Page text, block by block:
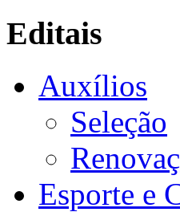
Editais
Auxílios
Seleção
Esporte e